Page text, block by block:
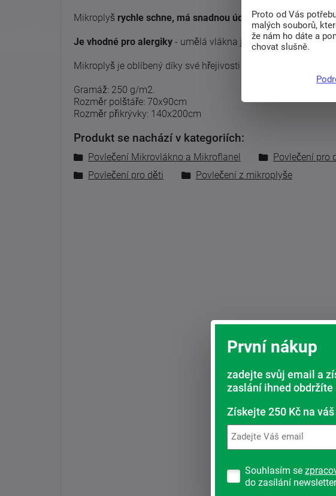
Mikroplyš rychle schne, má snadnou údržbu a je
Je vhodné pro alergiky - umělá vlákna jsou prostředím
Mikroplyš je oblíbený díky své hřejivosti pro chladnější období.
Gramáž: 250 g/m2.
Rozměr polštáře: 70x90cm
Rozměr přikrývky: 140x200cm
Produkt se nachází v kategoriích:
Povlečení Mikrovlákno a Mikroflanel
Povlečení pro
Povlečení pro děti
Povlečení z mikroplyše
První nákup
zadejte svůj email a
zaslání ihned obdržíte
Získejte 250 Kč na
Souhlasím se
do zasílání
Proto od Vás
malých souborů,
že nám ho dáte a
chovat slušně.